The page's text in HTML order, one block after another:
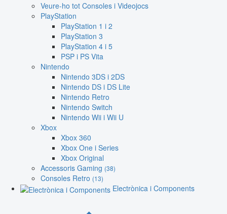
Veure-ho tot Consoles i Videojocs
PlayStation
PlayStation 1 i 2
PlayStation 3
PlayStation 4 i 5
PSP i PS Vita
Nintendo
Nintendo 3DS i 2DS
Nintendo DS i DS Lite
Nintendo Retro
Nintendo Switch
Nintendo Wii i Wii U
Xbox
Xbox 360
Xbox One i Series
Xbox Original
Accessoris Gaming (38)
Consoles Retro (13)
Electrònica i Components